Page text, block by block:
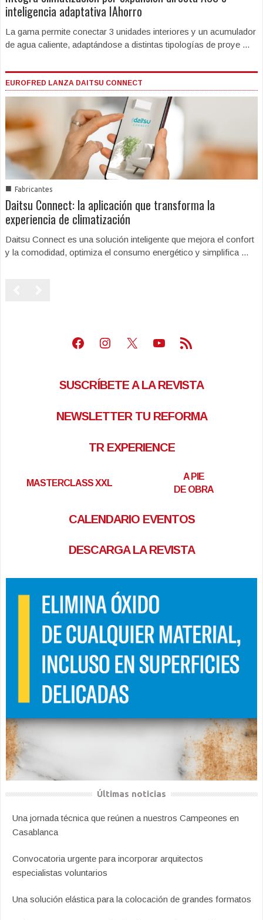
inteligencia adaptativa IAhorro
La gama permite conectar 3 unidades interiores y un acumulador
de agua caliente, adaptándose a distintas tipologías de proye ...
EUROFRED LANZA DAITSU CONNECT
■ Fabricantes
Daitsu Connect: la aplicación que transforma la
experiencia de climatización
Daitsu Connect es una solución inteligente que mejora el confort
y la comodidad, optimiza el consumo energético y simplifica ...
Facebook
Instagram
X Youtube
Feed RSS
SUSCRÍBETE A LA REVISTA
NEWSLETTER TU REFORMA
TR EXPERIENCE
MASTERCLASS XXL
A PIE
DE OBRA
CALENDARIO EVENTOS
DESCARGA LA REVISTA
Últimas noticias
Una jornada técnica que reúnen a nuestros Campeones en
Casablanca
Convocatoria urgente para incorporar arquitectos
especialistas voluntarios
Una solución elástica para la colocación de grandes formatos